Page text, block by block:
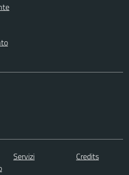
Servizi
Credits